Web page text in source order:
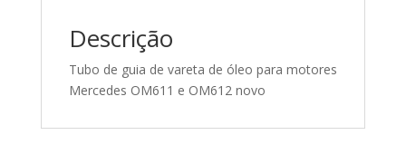
Descrição
Tubo de guia de vareta de óleo para motores
Mercedes OM611 e OM612 novo